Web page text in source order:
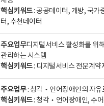
핵심키워드: 공공데이터, 개방, 국가
터, 추천데이터
주요업무디지털서비스 활성화를 위
관리하는 시스템
핵심키워드: 디지털서비스 전문계약
주요업무: 청각‧언어장애인의 자유
핵심키워드: 청각‧언어장애인, 수어